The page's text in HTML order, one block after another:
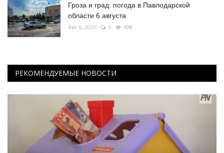
Гроза и град: погода в Павлодарской
области 6 августа
Авг 6, 2026 0 698
РЕКОМЕНДУЕМЫЕ НОВОСТИ